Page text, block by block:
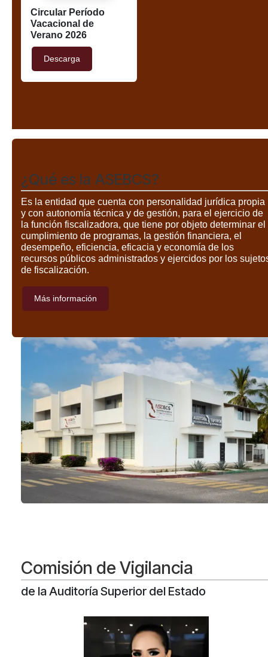
Circular Período
Vacacional de
Verano 2026
Descarga
¿Qué es la ASEBCS?
Es la entidad que cuenta con personalidad jurídica propia
y con autonomía técnica y de gestión, para el ejercicio de
la función fiscalizadora, que tiene por objeto determinar el
cumplimiento de programas, la gestión financiera, el
desempeño, eficiencia, eficacia y economía de los
recursos públicos administrados y ejercidos por los
de fiscalización.
Más información
Comisión de Vigilancia
de la Auditoría Superior del Estado